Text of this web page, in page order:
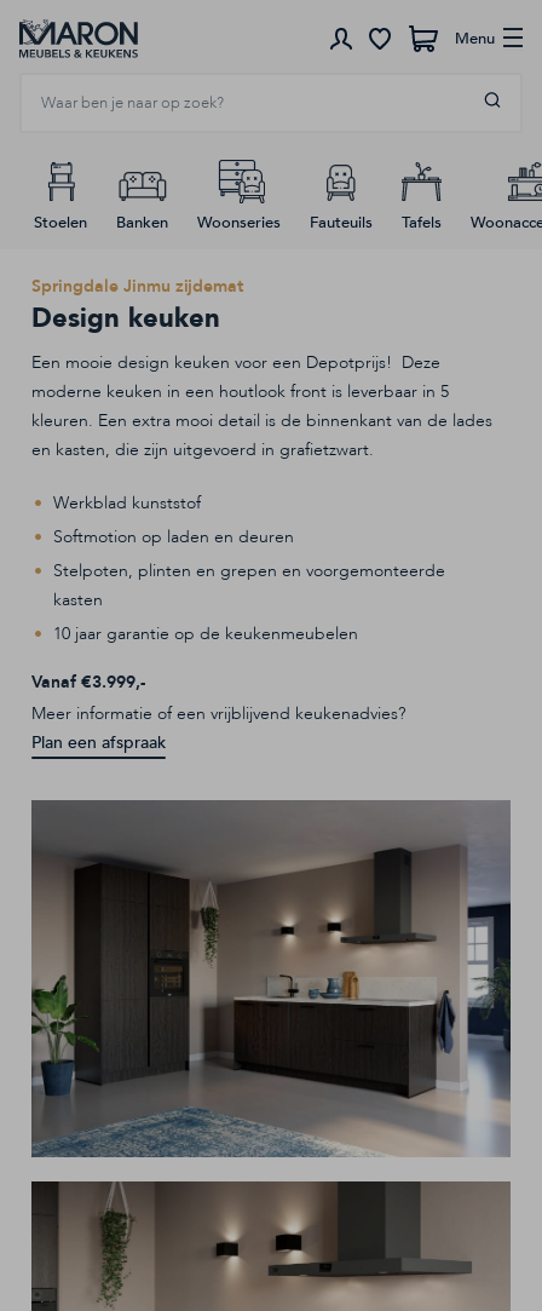
Menu
Meubels
Verlichting
Accessoires
Keukens
Sale
Winkel open om 10:00
Service aanvraag
Afhaalafspraak
FAQ
2.136 reviews
Stoelen Banken Woonseries Fauteuils Tafels
Springdale Jinmu zijdemat
Design keuken
Een mooie design keuken voor een Depotprijs! Deze
moderne keuken in een houtlook front is leverbaar in 5
kleuren. Een extra mooi detail is de binnenkant van de lades
en kasten, die zijn uitgevoerd in grafietzwart.
Werkblad kunststof
Softmotion op laden en deuren
Stelpoten, plinten en grepen en voorgemonteerde
kasten
10 jaar garantie op de keukenmeubelen
Vanaf €3.999,-
Meer informatie of een vrijblijvend keukenadvies?
Plan een afspraak